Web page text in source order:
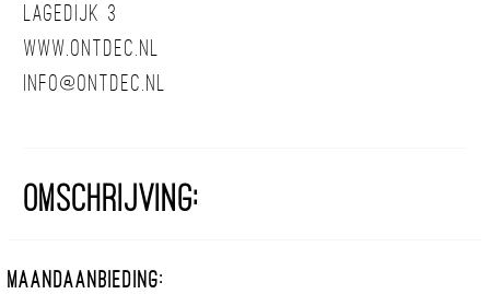
Lagedijk 3
www.ontdec.nl
info@ontdec.nl
Omschrijving:
Maandaanbieding: